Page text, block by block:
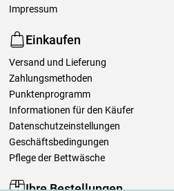
Impressum
Einkaufen
Versand und Lieferung
Zahlungsmethoden
Punktenprogramm
Informationen für den Käufer
Datenschutzeinstellungen
Geschäftsbedingungen
Pflege der Bettwäsche